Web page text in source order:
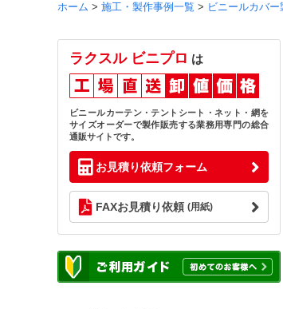
ホーム > 施工・製作事例一覧 > ビニールカバー
ラクスル ビニプロ は
ビニールカーテン・テントシート・ネット・網を
サイズオーダーで製作販売する業務用専門の総合
通販サイトです。
お見積り依頼フォーム
FAXお見積り依頼 (用紙)